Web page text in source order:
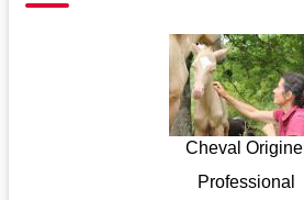
Cheval Originel
Professional